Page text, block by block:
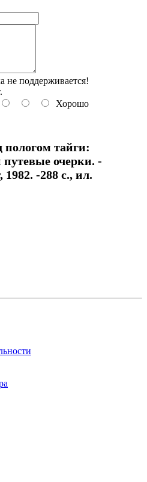
не поддерживается!
Хорошо
тайги:
путевые очерки. -
-288 с., ил.